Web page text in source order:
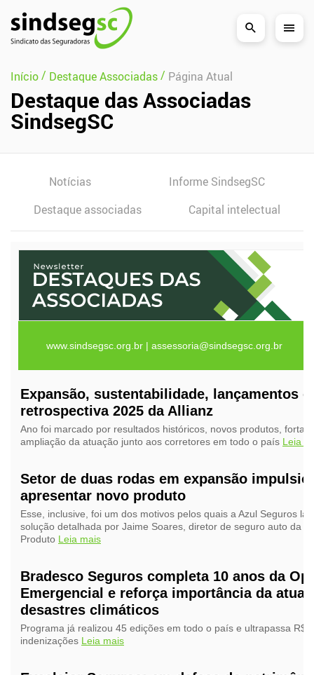
Pular Navegação (s)
Início/ Destaque Associadas/ Página Atual
Destaque das Associadas
SindsegSC
Notícias
Informe SindsegSC
Destaque associadas
Capital intelectual